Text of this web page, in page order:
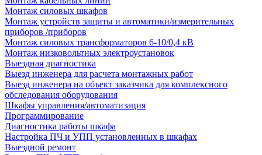
Монтаж силовых шкафов
Монтаж устройств защиты и автоматики/измерительных
приборов /приборов
Монтаж силовых трансформаторов 6-10/0,4 кВ
Монтаж низковольтных электроустановок
Выездная диагностика
Выезд инженера для расчета монтажных работ
Выезд инженера на объект заказчика для комплексного
обследования оборудования
Шкафы управления/автоматизация
Программирование
Диагностика работы шкафа
Настройка ПЧ и УПП установленных в шкафах
Выездной ремонт